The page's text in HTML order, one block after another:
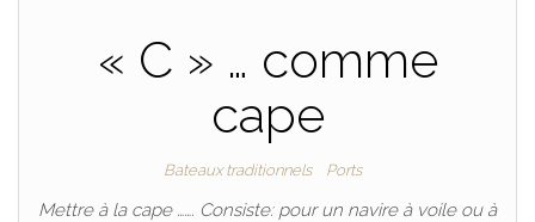
« C » … comme
cape
Bateaux traditionnels Ports
Mettre à la cape ……. Consiste: pour un navire à voile ou à